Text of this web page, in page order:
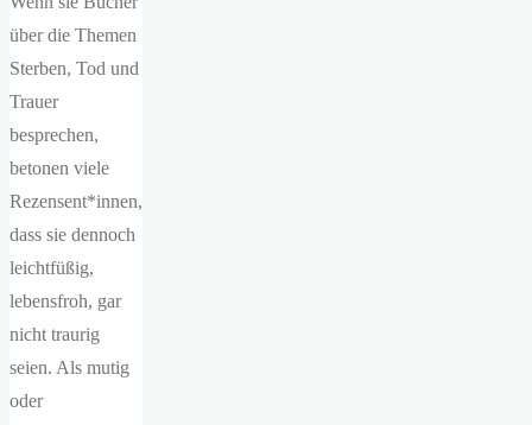
über die Themen
Sterben, Tod und
Trauer
besprechen,
betonen viele
Rezensent*innen,
dass sie dennoch
leichtfüßig,
lebensfroh, gar
nicht traurig
seien. Als mutig
oder